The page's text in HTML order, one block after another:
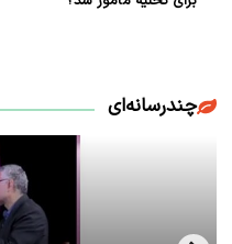
چندرسانه‌ای